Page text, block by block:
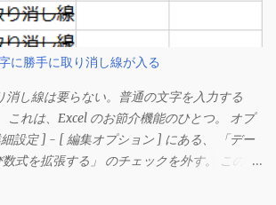
に勝手に取り消し線が入る
し線は要らない。普通の文字を入力する
これは、Excel のお節介機能のひとつ。 オプ
設定 ] - [ 編集オプション ] にある、 「デー
式を拡張する」 のチェックを外す。 この機